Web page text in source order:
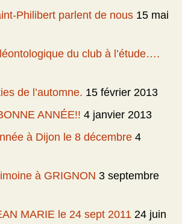
Philibert parlent de nous 15 mai
du club à l’étude….
de l’automne. 15 février 2013
ANNÉE!! 4 janvier 2013
à Dijon le 8 décembre 4
à GRIGNON 3 septembre
MARIE le 24 sept 2011 24 juin